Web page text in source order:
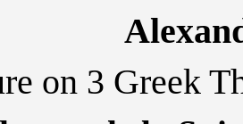
on 3 Greek